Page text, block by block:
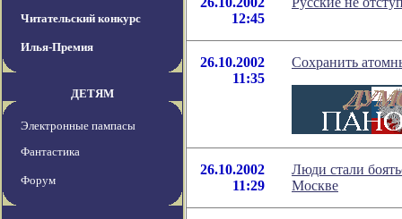
Читательский конкурс
Илья-Премия
ДЕТЯМ
Электронные пампасы
Фантастика
Форум
12:45
26.10.2002
11:35
Сохранить
26.10.2002
11:29
Люди стали
Москве